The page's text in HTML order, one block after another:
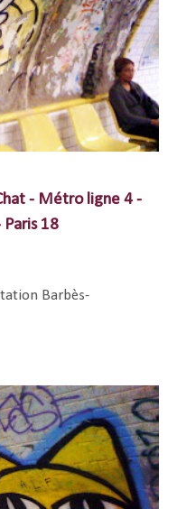
- Métro ligne 4 -
18
Barbès-